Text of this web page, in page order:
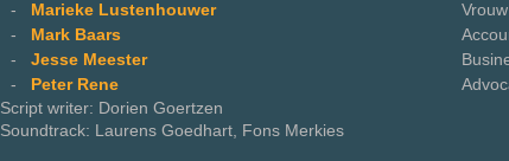
-
Marieke Lustenhouwer
-
Mark Baars
- Jesse Meester
-
Peter Rene
Script writer: Dorien Goertzen
Soundtrack: Laurens Goedhart, Fons Merkies